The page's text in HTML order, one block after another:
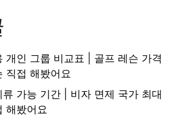
개인 그룹 비교표 | 골프 레슨 가격
직접 해봤어요
가능 기간 | 비자 면제 국가 최대
해봤어요